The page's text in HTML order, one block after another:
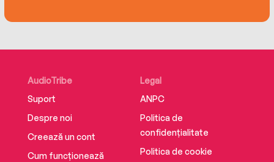
Your Best Age Is Now provides the guidance you
AudioTribe
Suport
Despre noi
Creează un cont
Cum funcționează
Legal
ANPC
Politica de
confidențialitate
Politica de cookie